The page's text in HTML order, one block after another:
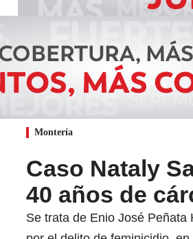
Montería
Caso Nataly
40 años de
Se trata de Enio José